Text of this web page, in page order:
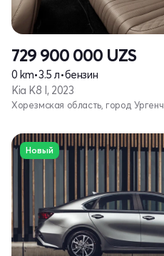
729 900 000 UZS
0 km•3.5 л•бензин
Kia K8 I, 2023
Хорезмская область, город Ургенч
Новый